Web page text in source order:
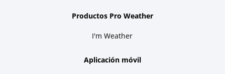
Productos Pro Weather
I'm Weather
Aplicación móvil